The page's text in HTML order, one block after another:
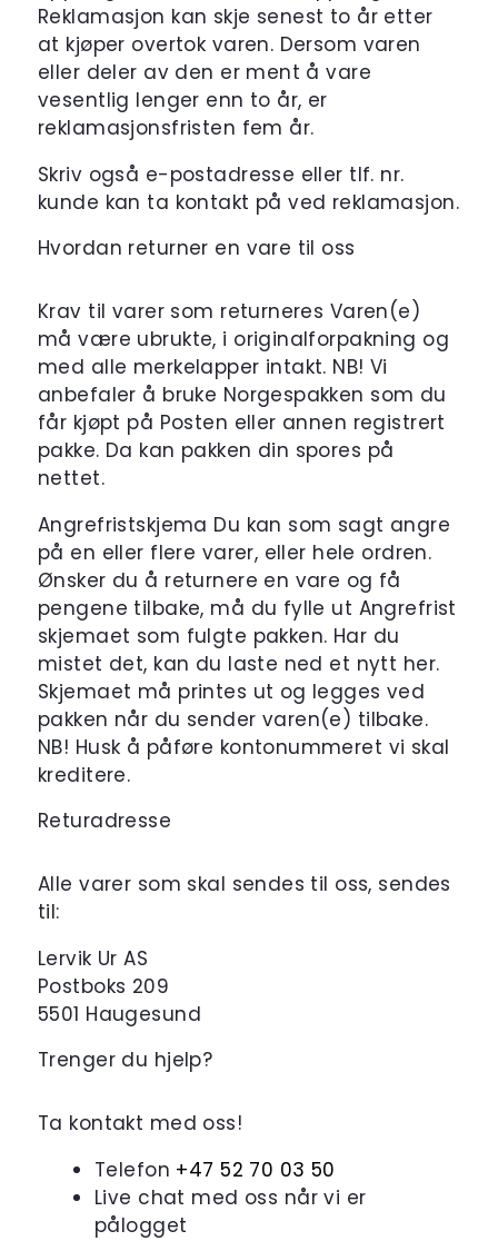
Reklamasjon kan skje senest to år etter
at kjøper overtok varen. Dersom varen
eller deler av den er ment å vare
vesentlig lenger enn to år, er
reklamasjonsfristen fem år.
Skriv også e-postadresse eller tlf. nr.
kunde kan ta kontakt på ved reklamasjon.
Hvordan returner en vare til oss
Krav til varer som returneres Varen(e)
må være ubrukte, i originalforpakning og
med alle merkelapper intakt. NB! Vi
anbefaler å bruke Norgespakken som du
får kjøpt på Posten eller annen registrert
pakke. Da kan pakken din spores på
nettet.
Angrefristskjema Du kan som sagt angre
på en eller flere varer, eller hele ordren.
Ønsker du å returnere en vare og få
pengene tilbake, må du fylle ut Angrefrist
skjemaet som fulgte pakken. Har du
mistet det, kan du laste ned et nytt her.
Skjemaet må printes ut og legges ved
pakken når du sender varen(e) tilbake.
NB! Husk å påføre kontonummeret vi skal
kreditere.
Returadresse
Alle varer som skal sendes til oss, sendes
til:
Lervik Ur AS
Postboks 209
5501 Haugesund
Trenger du hjelp?
Ta kontakt med oss!
Telefon +47 52 70 03 50
Live chat med oss når vi er
pålogget